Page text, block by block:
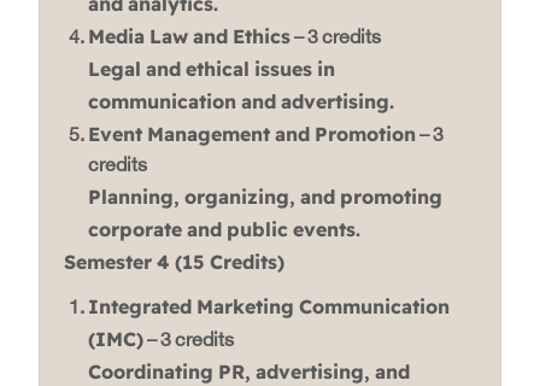
Media Law and Ethics– 3 credits
Legal and ethical issues in
communication and advertising.
Event Management and Promotion – 3
credits
Planning, organizing, and promoting
corporate and public events.
Semester 4 (15 Credits)
Integrated Marketing Communication
(IMC)– 3 credits
Coordinating PR, advertising, and